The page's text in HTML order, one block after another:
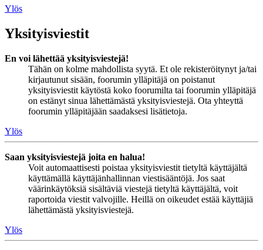
Ylös
Yksityisviestit
En voi lähettää yksityisviestejä!
Tähän on kolme mahdollista syytä. Et ole rekisteröitynyt ja/tai
kirjautunut sisään, foorumin ylläpitäjä on poistanut
yksityisviestit käytöstä koko foorumilta tai foorumin ylläpitäjä
on estänyt sinua lähettämästä yksityisviestejä. Ota yhteyttä
foorumin ylläpitäjään saadaksesi lisätietoja.
Ylös
Saan yksityisviestejä joita en halua!
Voit automaattisesti poistaa yksityisviestit tietyltä käyttäjältä
käyttämällä käyttäjänhallinnan viestisääntöjä. Jos saat
väärinkäytöksiä sisältäviä viestejä tietyltä käyttäjältä, voit
raportoida viestit valvojille. Heillä on oikeudet estää käyttäjiä
lähettämästä yksityisviestejä.
Ylös